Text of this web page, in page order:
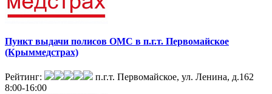
Пункт выдачи полисов ОМС в п.г.т. Первомайское
(Крыммедстрах)
Рейтинг:
п.г.т. Первомайское, ул. Ленина, д.162
8:00-16:00